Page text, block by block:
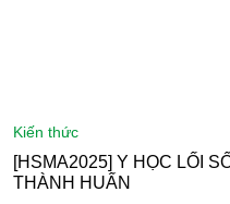
kiến thức
[HSMA2025] Y HỌC LỐI
THÀNH HUẤN